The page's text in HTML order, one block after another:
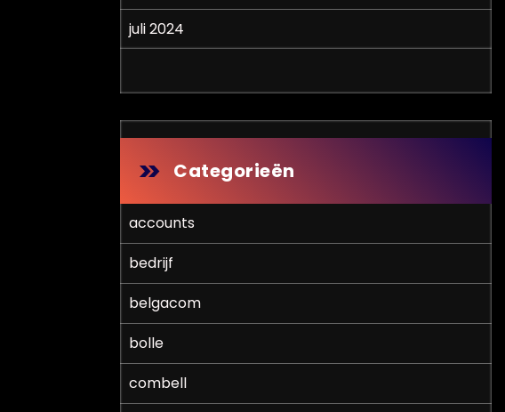
juli 2024
Categorieën
accounts
bedrijf
belgacom
bolle
combell